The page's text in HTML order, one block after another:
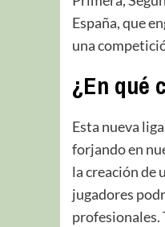
España, que
una
¿En qué
Esta nueva
forjando en
la creación de
jugadores
profesionales.